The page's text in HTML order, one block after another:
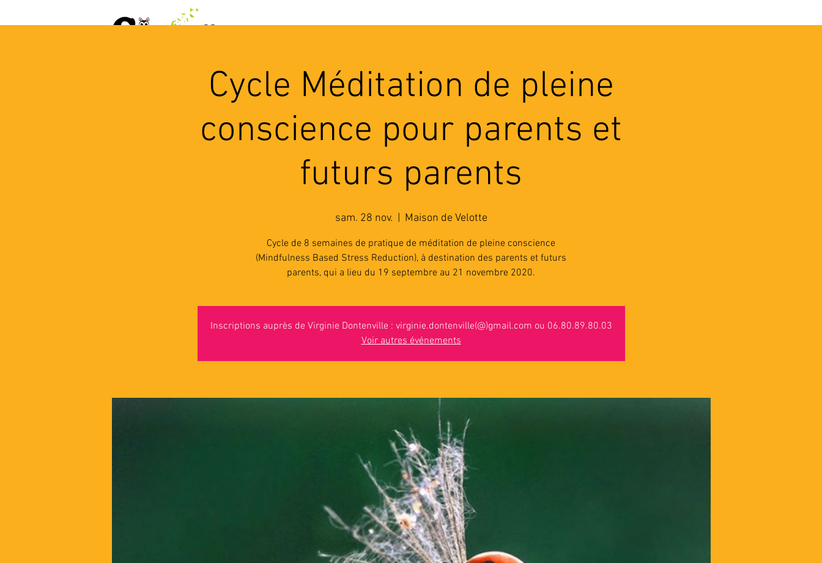
Cycle Méditation de pleine
conscience pour parents et
futurs parents
sam. 28 nov. Maison de Velotte
Cycle de 8 semaines de pratique de méditation de pleine conscience
(Mindfulness Based Stress Reduction), à destination des parents et futurs
parents, qui a lieu du 19 septembre au 21 novembre 2020.
Inscriptions auprès de Virginie Dontenville : virginie.dontenville(@)gmail.com ou 06.80.89.80.03
Voir autres événements